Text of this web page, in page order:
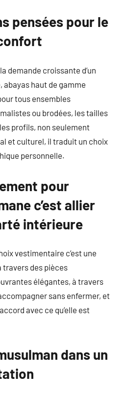
pensées pour le
demande croissante d’un
haut de gamme
tous ensembles
ou brodées, les tailles
profils, non seulement
et culturel, il traduit un choix
personnelle.
pour
c’est allier
intérieure
vestimentaire c’est une
travers des pièces
élégantes, à travers
sans enfermer, et
avec ce qu’elle est
dans un